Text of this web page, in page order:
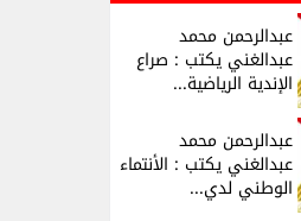
عبدالرحمن محمد
عبدالغني يكتب : صراع
الإندية الرياضية...
عبدالرحمن محمد
عبدالغني يكتب : الأنتماء
الوطني لدي...